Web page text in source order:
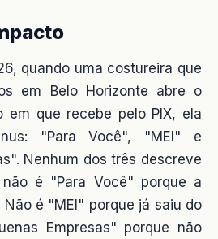
quando uma costureira que
em Belo Horizonte abre o
em que recebe pelo PIX, ela
"Para Você", "MEI" e
Nenhum dos três descreve
é "Para Você" porque a
é "MEI" porque já saiu do
Empresas" porque não